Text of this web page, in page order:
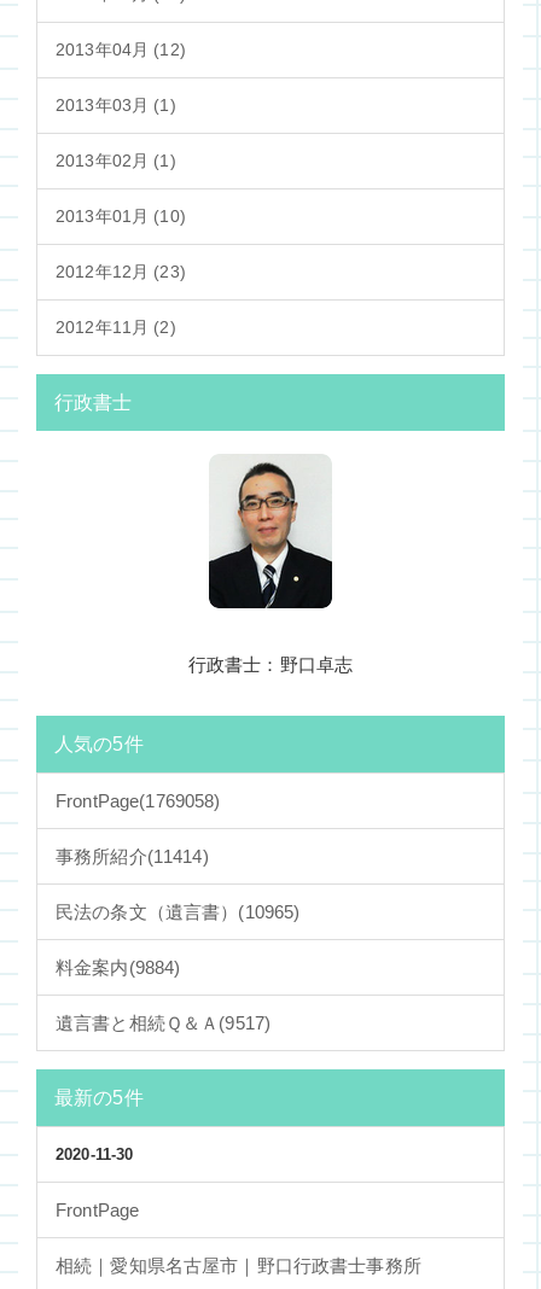
2013年04月 (12)
2013年03月 (1)
2013年02月 (1)
2013年01月 (10)
2012年12月 (23)
2012年11月 (2)
行政書士
行政書士：野口卓志
人気の5件
FrontPage(1769058)
事務所紹介(11414)
民法の条文（遺言書） (10965)
料金案内(9884)
遺言書と相続Ｑ＆Ａ (9517)
最新の5件
2020-11-30
FrontPage
相続｜愛知県名古屋市｜野口行政書士事務所